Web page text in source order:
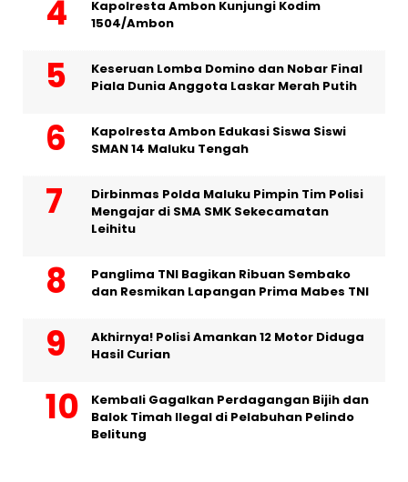
Kapolresta Ambon Kunjungi Kodim
1504/Ambon
Keseruan Lomba Domino dan Nobar Final
Piala Dunia Anggota Laskar Merah Putih
Kapolresta Ambon Edukasi Siswa Siswi
SMAN 14 Maluku Tengah
Dirbinmas Polda Maluku Pimpin Tim Polisi
Mengajar di SMA SMK Sekecamatan
Leihitu
Panglima TNI Bagikan Ribuan Sembako
dan Resmikan Lapangan Prima Mabes TNI
Akhirnya! Polisi Amankan 12 Motor Diduga
Hasil Curian
Kembali Gagalkan Perdagangan Bijih dan
Balok Timah Ilegal di Pelabuhan Pelindo
Belitung